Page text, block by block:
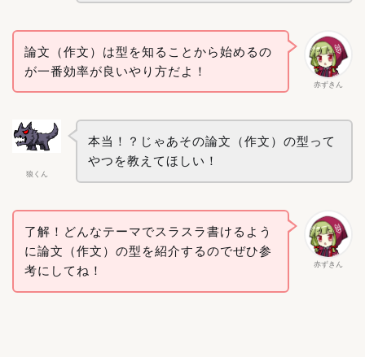
赤ずきん
論文（作文）は型を知ることから始めるの
が一番効率が良いやり方だよ！
狼くん
本当！？じゃあその論文（作文）の型って
やつを教えてほしい！
赤ずきん
了解！どんなテーマでスラスラ書けるよう
に論文（作文）の型を紹介するのでぜひ参
考にしてね！